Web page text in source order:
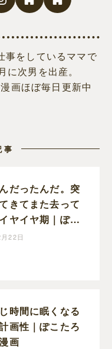
事をしているママで
次男を出産。
画ほぼ毎日更新中
事
だったんだ。突
きてまた去って
ヤイヤ期｜ぽこ
児漫画
22日
時間に眠くなる
画性｜ぽこたろ
画